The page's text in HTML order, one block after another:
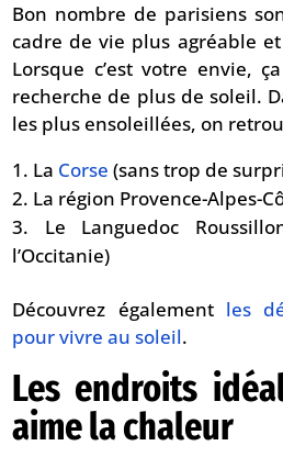
Bon nombre de parisiens
cadre de vie plus agréable
Lorsque c’est votre envie,
recherche de plus de soleil.
les plus ensoleillées, on
La Corse (sans trop de
La région Provence-Alpes-
Le Languedoc
l’Occitanie)
Découvrez également les
pour vivre au soleil.
Les endroits
aime la chaleur